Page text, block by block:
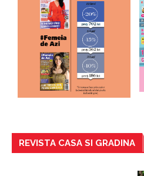
REVISTA CASA SI GRADINA